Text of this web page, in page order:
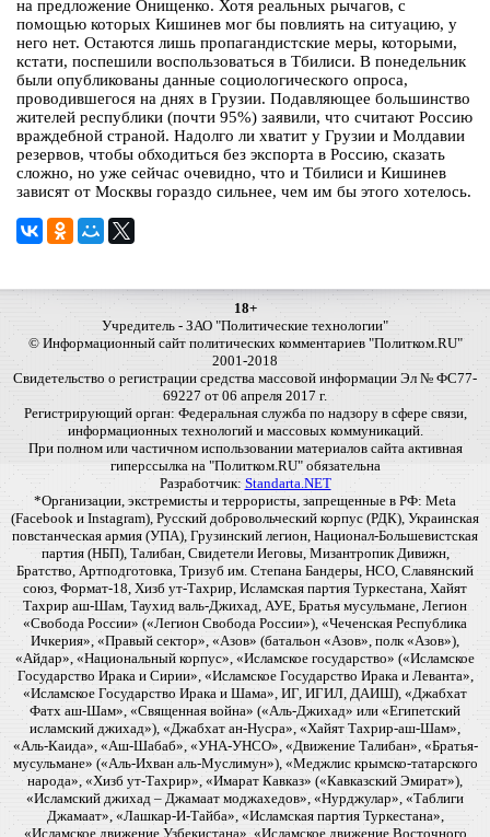
на предложение Онищенко. Хотя реальных рычагов, с
помощью которых Кишинев мог бы повлиять на ситуацию, у
него нет. Остаются лишь пропагандистские меры, которыми,
кстати, поспешили воспользоваться в Тбилиси. В понедельник
были опубликованы данные социологического опроса,
проводившегося на днях в Грузии. Подавляющее большинство
жителей республики (почти 95%) заявили, что считают Россию
враждебной страной. Надолго ли хватит у Грузии и Молдавии
резервов, чтобы обходиться без экспорта в Россию, сказать
сложно, но уже сейчас очевидно, что и Тбилиси и Кишинев
зависят от Москвы гораздо сильнее, чем им бы этого хотелось.
18+
Учредитель - ЗАО "Политические технологии"
© Информационный сайт политических комментариев "Политком.RU"
2001-2018
Свидетельство о регистрации средства массовой информации Эл № ФС77-
69227 от 06 апреля 2017 г.
Регистрирующий орган: Федеральная служба по надзору в сфере связи,
информационных технологий и массовых коммуникаций.
При полном или частичном использовании материалов сайта активная
гиперссылка на "Политком.RU" обязательна
Разработчик: Standarta.NET
*Организации, экстремисты и террористы, запрещенные в РФ: Meta
(Facebook и Instagram), Русский добровольческий корпус (РДК), Украинская
повстанческая армия (УПА), Грузинский легион, Национал-Большевистская
партия (НБП), Талибан, Свидетели Иеговы, Мизантропик Дивижн,
Братство, Артподготовка, Тризуб им. Степана Бандеры, НСО, Славянский
союз, Формат-18, Хизб ут-Тахрир, Исламская партия Туркестана, Хайят
Тахрир аш-Шам, Таухид валь-Джихад, АУЕ, Братья мусульмане, Легион
«Свобода России» («Легион Свобода России»), «Чеченская Республика
Ичкерия», «Правый сектор», «Азов» (батальон «Азов», полк «Азов»),
«Айдар», «Национальный корпус», «Исламское государство» («Исламское
Государство Ирака и Сирии», «Исламское Государство Ирака и Леванта»,
«Исламское Государство Ирака и Шама», ИГ, ИГИЛ, ДАИШ), «Джабхат
Фатх аш-Шам», «Священная война» («Аль-Джихад» или «Египетский
исламский джихад»), «Джабхат ан-Нусра», «Хайят Тахрир-аш-Шам»,
«Аль-Каида», «Аш-Шабаб», «УНА-УНСО», «Движение Талибан», «Братья-
мусульмане» («Аль-Ихван аль-Муслимун»), «Меджлис крымско-татарского
народа», «Хизб ут-Тахрир», «Имарат Кавказ» («Кавказский Эмират»),
«Исламский джихад – Джамаат моджахедов», «Нурджулар», «Таблиги
Джамаат», «Лашкар-И-Тайба», «Исламская партия Туркестана»,
«Исламское движение Узбекистана», «Исламское движение Восточного